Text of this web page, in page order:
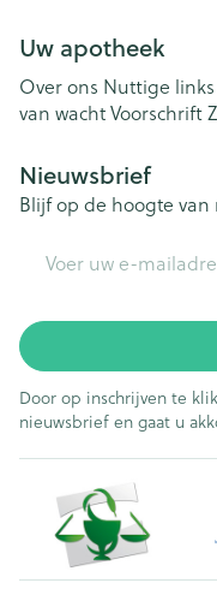
Uw apotheek
Over ons Nuttige links
van wachtVoorschrift
Nieuwsbrief
Blijf op de hoogte
Door op inschrijven te
nieuwsbrief en gaat u